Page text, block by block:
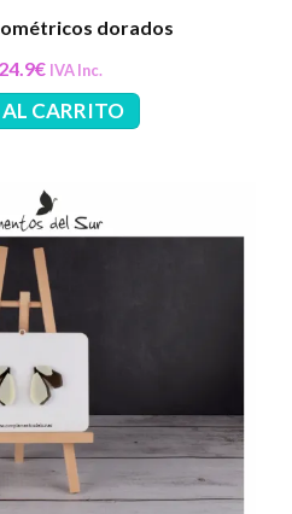
dorados
24.9€ IVA Inc.
CARRITO